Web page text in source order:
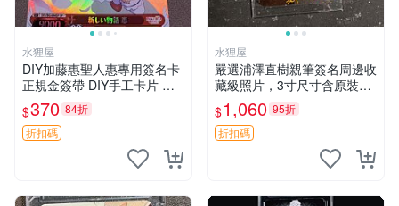
水狸屋
DIY加藤惠聖人惠專用簽名卡
正規金簽帶 DIY手工卡片 不
同於市售版本 卡片尺寸嚴選1
00mm 原創設計無返修 聖人
惠 簽名卡 加藤惠
$370 84折
折扣碼
水狸屋
嚴選浦澤直樹親筆簽名周邊收
藏級照片，3寸尺寸含原裝卡
磚 中古國現發 3寸 大小 照片
$1,060 95折
折扣碼